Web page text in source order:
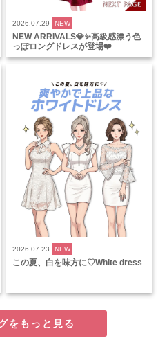
2026.07.29 NEW
NEW ARRIVALS💎✨高級感漂う色
っぽロングドレスが登場❤️
2026.07.23 NEW
この夏、白を味方に♡White dress
をもっと見る